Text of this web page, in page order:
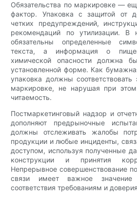
Обязательства по маркировке —
фактор. Упаковка с защитой от
четких предупреждений,
рекомендаций по утилизации. В
обязательны определенные
текста, а информация о
химической опасности должна
установленной форме. Как
упаковка должны
маркировке, не нарушая при
читаемость.
Постмаркетинговый надзор и
дополняют предрыночные
должны отслеживать жалобы
продукции и любые инциденты,
доступом, используя полученные
конструкции и принятия
Непрерывное совершенствование
связи имеет важное
соответствия требованиям и